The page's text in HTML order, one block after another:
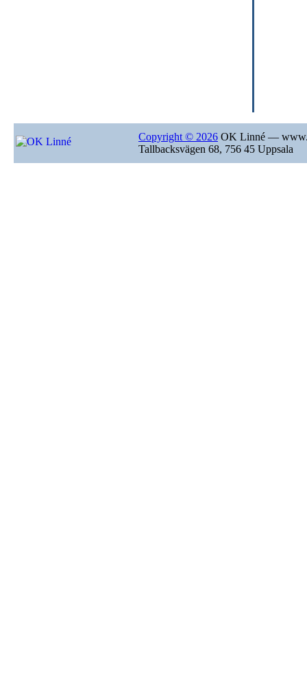
Copyright © 2026 OK Linné —
Tallbacksvägen 68, 756 45 Uppsala